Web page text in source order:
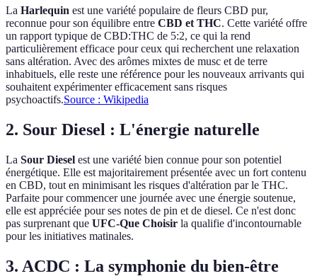
La Harlequin est une variété populaire de fleurs CBD pur,
reconnue pour son équilibre entre CBD et THC. Cette variété offre
un rapport typique de CBD:THC de 5:2, ce qui la rend
particulièrement efficace pour ceux qui recherchent une relaxation
sans altération. Avec des arômes mixtes de musc et de terre
inhabituels, elle reste une référence pour les nouveaux arrivants qui
souhaitent expérimenter efficacement sans risques
psychoactifs.Source : Wikipedia
2. Sour Diesel : L'énergie naturelle
La Sour Diesel est une variété bien connue pour son potentiel
énergétique. Elle est majoritairement présentée avec un fort contenu
en CBD, tout en minimisant les risques d'altération par le THC.
Parfaite pour commencer une journée avec une énergie soutenue,
elle est appréciée pour ses notes de pin et de diesel. Ce n'est donc
pas surprenant que UFC-Que Choisir la qualifie d'incontournable
pour les initiatives matinales.
3. ACDC : La symphonie du bien-être